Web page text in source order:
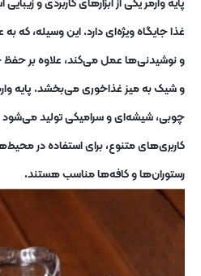
غذا جایگاه ویژه‌ای دارد. این وسیله، که
و نوشیدنی‌ها عمل می‌کند، علاوه بر
و شیک به میز غذاخوری می‌بخشد. پایه
چوبی، شیشه‌ای و سرامیکی تولید می‌شود
کاربری‌های متنوع، برای استفاده در
رستوران‌ها و کافه‌ها مناسب هستند.